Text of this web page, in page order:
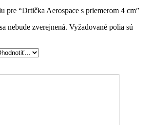
pre “Drtička Aerospace s priemerom 4 cm”
nebude zverejnená. Vyžadované polia sú